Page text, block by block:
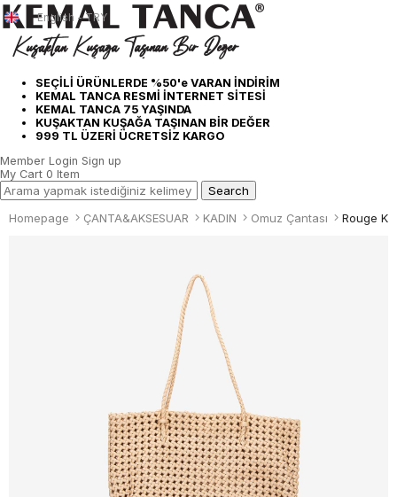
SEÇİLİ ÜRÜNLERDE %50'e VARAN İNDİRİM
KEMAL TANCA RESMİ İNTERNET SİTESİ
KEMAL TANCA 75 YAŞINDA
KUŞAKTAN KUŞAĞA TAŞINAN BİR DEĞER
999 TL ÜZERİ ÜCRETSİZ KARGO
English - TRY
Member Login Sign up
My Cart 0 Item
Homepage ÇANTA&AKSESUAR KADIN Omuz Çantası Rouge